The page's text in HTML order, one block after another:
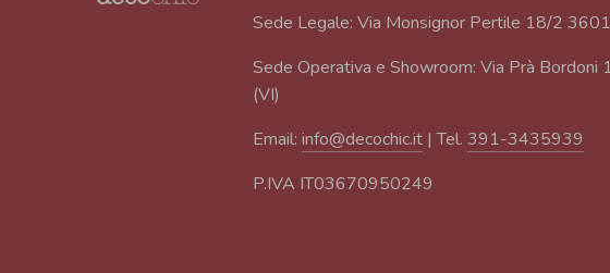
Sede Legale: Via Monsignor Pertile 18/2
Sede Operativa e Showroom: Via Prà Bordoni
(VI)
Email:info@decochic.it | Tel.391-3435939
P.IVA IT03670950249